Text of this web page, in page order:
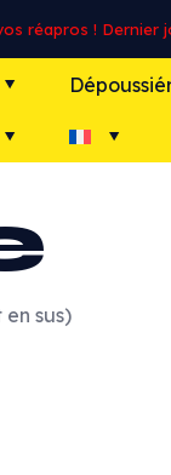
réapros ! Dernier
sus)